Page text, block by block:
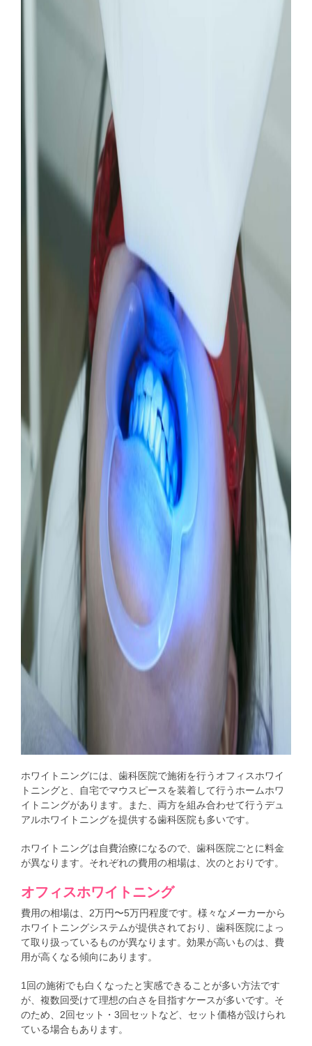
ホワイトニングには、歯科医院で施術を行うオフィスホワイ
トニングと、自宅でマウスピースを装着して行うホームホワ
イトニングがあります。また、両方を組み合わせて行うデュ
アルホワイトニングを提供する歯科医院も多いです。
ホワイトニングは自費治療になるので、歯科医院ごとに料金
が異なります。それぞれの費用の相場は、次のとおりです。
オフィスホワイトニング
費用の相場は、2万円〜5万円程度です。様々なメーカーから
ホワイトニングシステムが提供されており、歯科医院によっ
て取り扱っているものが異なります。効果が高いものは、費
用が高くなる傾向にあります。
1回の施術でも白くなったと実感できることが多い方法です
が、複数回受けて理想の白さを目指すケースが多いです。そ
のため、2回セット・3回セットなど、セット価格が設けられ
ている場合もあります。